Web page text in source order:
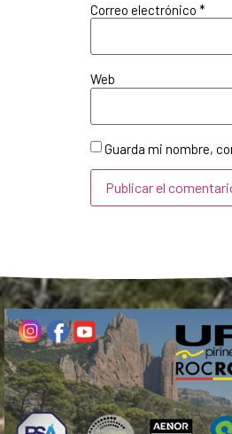
Correo electrónico *
Web
Guarda mi nombre,